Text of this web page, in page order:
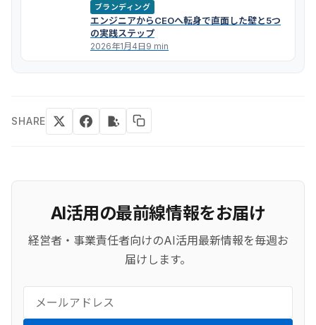
ブランディング
エンジニアからCEOへ転身で直面した壁と5つ
の実践ステップ
2026年1月4日9 min
SHARE
AI活用の最前線情報をお届け
経営者・事業責任者向けのAI活用最新情報を毎週お
届けします。